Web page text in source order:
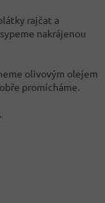
rajčat a
nakrájenou
olivovým olejem
promícháme.